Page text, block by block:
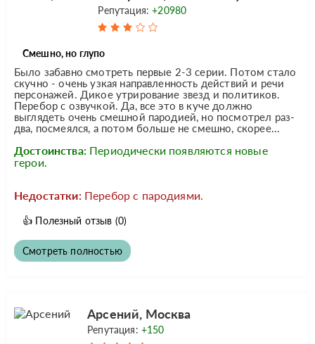
Репутация:+20980
Смешно, но глупо
Было забавно смотреть первые 2-3 серии. Потом стало
скучно - очень узкая направленность действий и речи
персонажей. Дикое утрирование звезд и политиков.
Перебор с озвучкой. Да, все это в куче должно
выглядеть очень смешной пародией, но посмотрел раз-
два, посмеялся, а потом больше не смешно, скорее...
Достоинства: Периодически появляются новые
герои.
Недостатки: Перебор с пародиями.
👍 Полезный отзыв (0)
Смотреть полностью
Арсений, Москва
Репутация: +150